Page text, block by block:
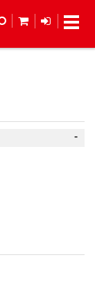
MON PANIER
LOGIN